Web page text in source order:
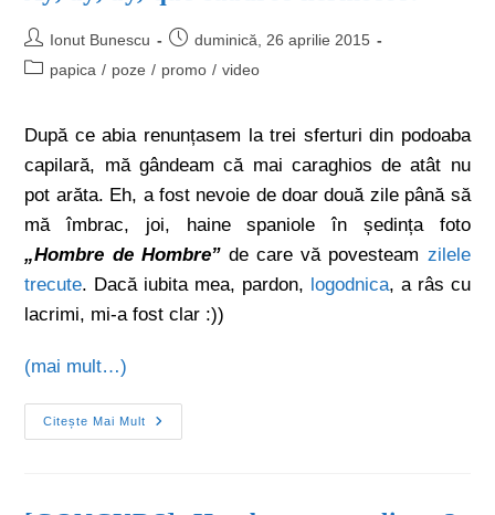
Ionut Bunescu
duminică, 26 aprilie 2015
papica / poze / promo / video
După ce abia renunțasem la trei sferturi din podoaba
capilară, mă gândeam că mai caraghios de atât nu
pot arăta. Eh, a fost nevoie de doar două zile până să
mă îmbrac, joi, haine spaniole în ședința foto
„Hombre de Hombre” de care vă povesteam zilele
trecute. Dacă iubita mea, pardon, logodnica, a râs cu
lacrimi, mi-a fost clar :))
(mai mult…)
Citește Mai Mult